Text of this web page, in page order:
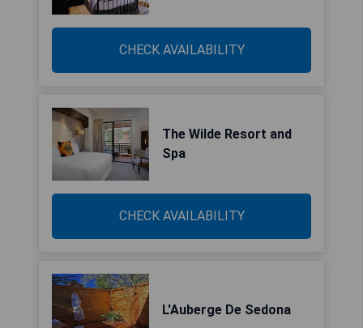
CHECK AVAILABILITY
The Wilde Resort and
Spa
CHECK AVAILABILITY
L'Auberge De Sedona